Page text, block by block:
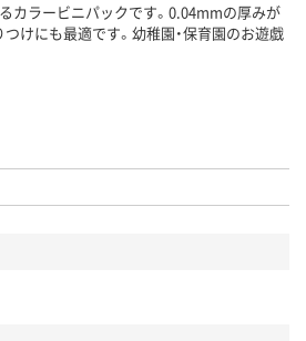
カラービニパックです。0.04mmの厚みが
けにも最適です。幼稚園・保育園のお遊戯